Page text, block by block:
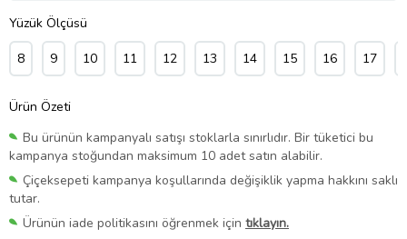
Yüzük Ölçüsü
8 9 10 11 12 13 14 15 16 17
Ürün Özeti
Bu ürünün kampanyalı satışı stoklarla sınırlıdır. Bir tüketici bu
kampanya stoğundan maksimum 10 adet satın alabilir.
Çiçeksepeti kampanya koşullarında değişiklik yapma hakkını saklı
tutar.
Ürünün iade politikasını öğrenmek için tıklayın.